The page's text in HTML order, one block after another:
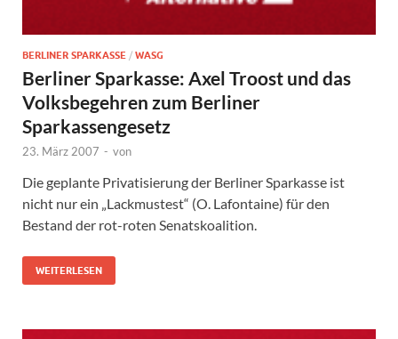
BERLINER SPARKASSE / WASG
Berliner Sparkasse: Axel Troost und das
Volksbegehren zum Berliner
Sparkassengesetz
23. März 2007 - von
Die geplante Privatisierung der Berliner Sparkasse ist
nicht nur ein „Lackmustest“ (O. Lafontaine) für den
Bestand der rot-roten Senatskoalition.
WEITERLESEN